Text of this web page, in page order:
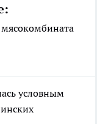
условным